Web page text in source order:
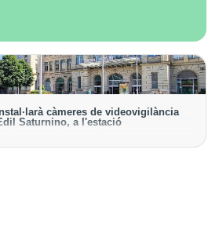
càmeres de videovigilància
Saturnino, a l'estació